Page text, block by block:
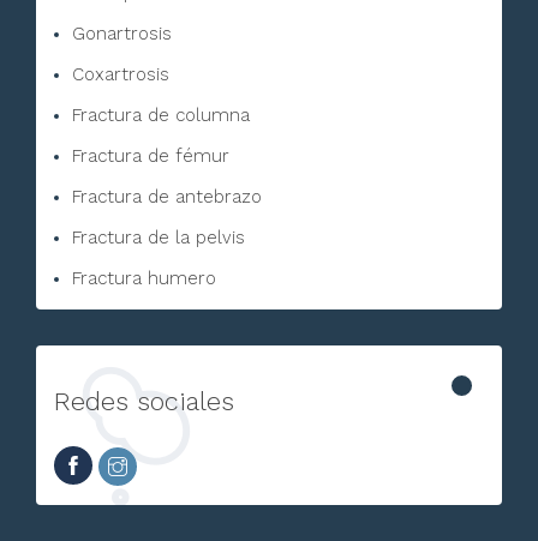
Gonartrosis
Coxartrosis
Fractura de columna
Fractura de fémur
Fractura de antebrazo
Fractura de la pelvis
Fractura humero
Redes sociales